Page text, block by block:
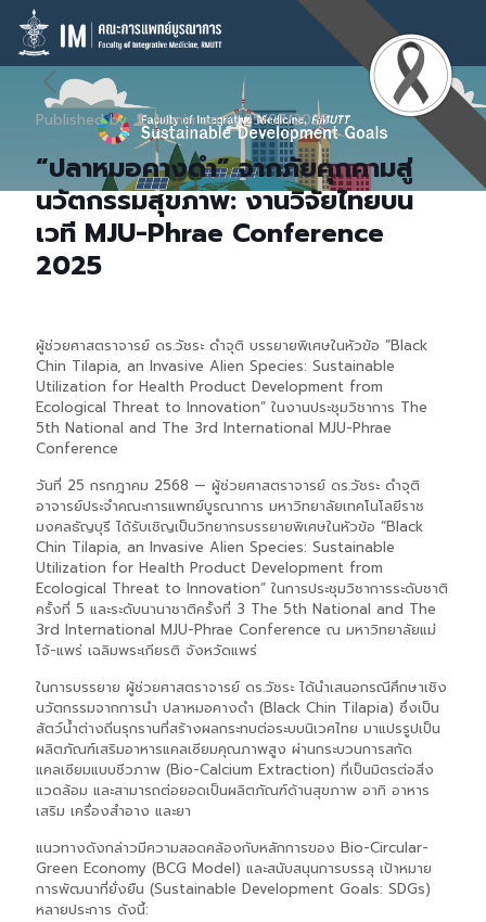
Published by Admin on 25/07/2025
“ปลาหมอคางดำ” จากภัยคุกคามสู่
นวัตกรรมสุขภาพ: งานวิจัยไทยบน
เวที MJU-Phrae Conference
2025
ผู้ช่วยศาสตราจารย์ ดร.วัชระ ดำจุติ บรรยายพิเศษในหัวข้อ “Black
Chin Tilapia, an Invasive Alien Species: Sustainable
Utilization for Health Product Development from
Ecological Threat to Innovation” ในงานประชุมวิชาการ The
5th National and The 3rd International MJU-Phrae
Conference
วันที่ 25 กรกฎาคม 2568 — ผู้ช่วยศาสตราจารย์ ดร.วัชระ ดำจุติ
อาจารย์ประจำคณะการแพทย์บูรณาการ มหาวิทยาลัยเทคโนโลยีราช
มงคลธัญบุรี ได้รับเชิญเป็นวิทยากรบรรยายพิเศษในหัวข้อ “Black
Chin Tilapia, an Invasive Alien Species: Sustainable
Utilization for Health Product Development from
Ecological Threat to Innovation” ในการประชุมวิชาการระดับชาติ
ครั้งที่ 5 และระดับนานาชาติครั้งที่ 3 The 5th National and The
3rd International MJU-Phrae Conference ณ มหาวิทยาลัยแม่
โจ้-แพร่ เฉลิมพระเกียรติ จังหวัดแพร่
ในการบรรยาย ผู้ช่วยศาสตราจารย์ ดร.วัชระ ได้นำเสนอกรณีศึกษาเชิง
นวัตกรรมจากการนำ ปลาหมอคางดำ (Black Chin Tilapia) ซึ่งเป็น
สัตว์น้ำต่างถิ่นรุกรานที่สร้างผลกระทบต่อระบบนิเวศไทย มาแปรรูปเป็น
ผลิตภัณฑ์เสริมอาหารแคลเซียมคุณภาพสูง ผ่านกระบวนการสกัด
แคลเซียมแบบชีวภาพ (Bio-Calcium Extraction) ที่เป็นมิตรต่อสิ่ง
แวดล้อม และสามารถต่อยอดเป็นผลิตภัณฑ์ด้านสุขภาพ อาทิ อาหาร
เสริม เครื่องสำอาง และยา
แนวทางดังกล่าวมีความสอดคล้องกับหลักการของ Bio-Circular-
Green Economy (BCG Model) และสนับสนุนการบรรลุ เป้าหมาย
การพัฒนาที่ยั่งยืน (Sustainable Development Goals: SDGs)
หลายประการ ดังนี้: